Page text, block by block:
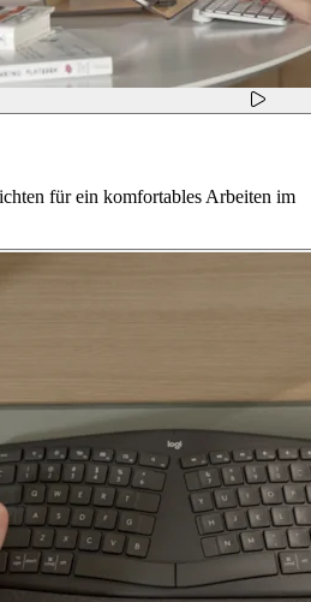
für ein komfortables Arbeiten im